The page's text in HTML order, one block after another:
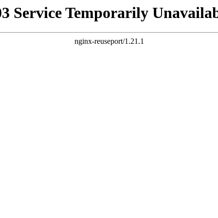
Service Temporarily
nginx-reuseport/1.21.1